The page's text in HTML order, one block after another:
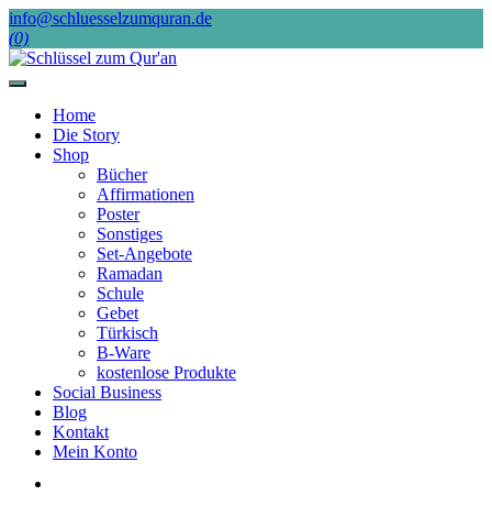
Skip
to
content
info@schluesselzumquran.de
(0)
Home
Die Story
Shop
Bücher
Affirmationen
Poster
Sonstiges
Set-Angebote
Ramadan
Schule
Gebet
Türkisch
B-Ware
kostenlose Produkte
Social Business
Blog
Kontakt
Mein Konto